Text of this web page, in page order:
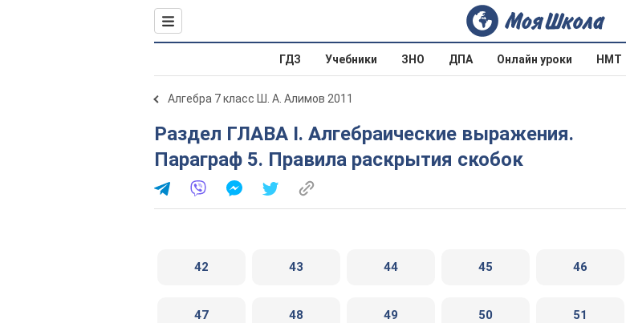
ГДЗ Учебники ЗНО ДПА Онлайн уроки НМТ
Алгебра 7 класс Ш. А. Алимов 2011
Раздел ГЛАВА I. Алгебраические выражения.
Параграф 5. Правила раскрытия скобок
42 43 44 45 46
47 48 49 50 51